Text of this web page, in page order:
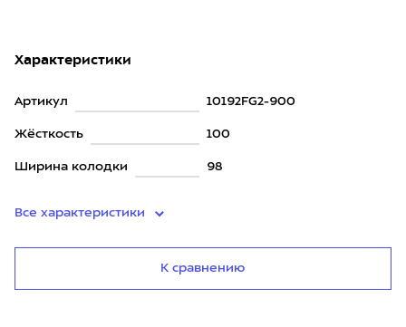
Характеристики
Артикул 10192FG2-900
Жёсткость 100
Ширина колодки 98
Все характеристики
К сравнению